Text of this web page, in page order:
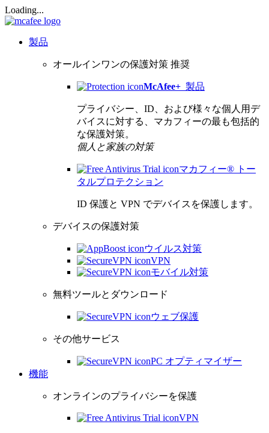
Loading...
製品
オールインワンの保護対策 推奨
McAfee+ 製品
プライバシー、ID、および様々な個人用デ
バイスに対する、マカフィーの最も包括的
な保護対策。
個人と家族の対策
マカフィー® トー
タルプロテクション
ID 保護と VPN でデバイスを保護します。
デバイスの保護対策
ウイルス対策
VPN
モバイル対策
無料ツールとダウンロード
ウェブ保護
その他サービス
PC オプティマイザー
機能
オンラインのプライバシーを保護
VPN